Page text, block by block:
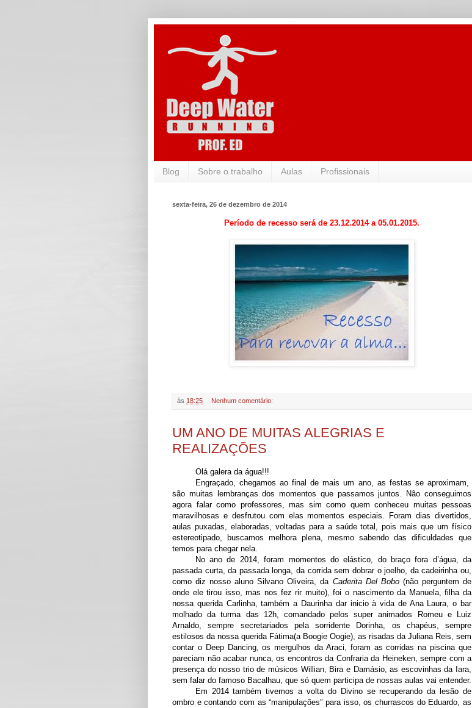
Blog Sobre o trabalho Aulas Profissionais
sexta-feira, 26 de dezembro de 2014
Período de recesso será de 23.12.2014 a 05.01.2015.
às 18:25 Nenhum comentário:
UM ANO DE MUITAS ALEGRIAS E
REALIZAÇÕES
Olá galera da água!!!
Engraçado, chegamos ao final de mais um ano, as festas se aproximam,
são muitas lembranças dos momentos que passamos juntos. Não conseguimos
agora falar como professores, mas sim como quem conheceu muitas pessoas
maravilhosas e desfrutou com elas momentos especiais. Foram dias divertidos,
aulas puxadas, elaboradas, voltadas para a saúde total, pois mais que um físico
estereotipado, buscamos melhora plena, mesmo sabendo das dificuldades que
temos para chegar nela.
No ano de 2014, foram momentos do elástico, do braço fora d’água, da
passada curta, da passada longa, da corrida sem dobrar o joelho, da cadeirinha ou,
como diz nosso aluno Silvano Oliveira, da Caderita Del Bobo(não perguntem de
onde ele tirou isso, mas nos fez rir muito), foi o nascimento da Manuela, filha da
nossa querida Carlinha, também a Daurinha dar inicio à vida de Ana Laura, o bar
molhado da turma das 12h, comandado pelos super animados Romeu e Luiz
Arnaldo, sempre secretariados pela sorridente Dorinha, os chapéus, sempre
estilosos da nossa querida Fátima(a Boogie Oogie), as risadas da Juliana Reis, sem
contar o Deep Dancing, os mergulhos da Araci, foram as corridas na piscina que
pareciam não acabar nunca, os encontros da Confraria da Heineken, sempre com a
presença do nosso trio de músicos Willian, Bira e Damásio, as escovinhas da Iara,
sem falar do famoso Bacalhau, que só quem participa de nossas aulas vai entender.
Em 2014 também tivemos a volta do Divino se recuperando da lesão de
ombro e contando com as “manipulações” para isso, os churrascos do Eduardo, as